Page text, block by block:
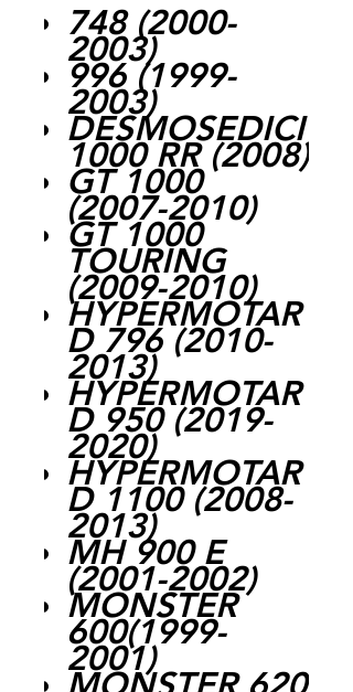
748 (2000-
2003)
996 (1999-
2003)
DESMOSEDICI
1000 RR (2008)
GT 1000
(2007-2010)
GT 1000
TOURING
(2009-2010)
HYPERMOTAR
D 796 (2010-
2013)
HYPERMOTAR
D 950 (2019-
2020)
HYPERMOTAR
D 1100 (2008-
2013)
MH 900 E
(2001-2002)
MONSTER
600(1999-
2001)